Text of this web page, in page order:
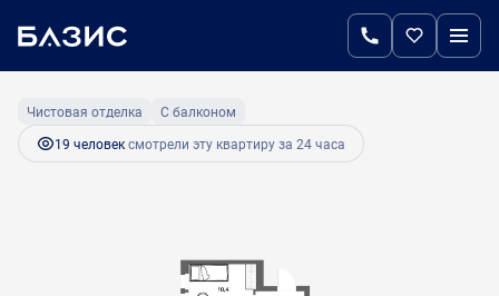
2-комнатная 9 048 000 руб.
Ипотекаот 43 344 руб.
Чистовая отделка
С балконом
19 человексмотрели эту квартиру за 24 часа